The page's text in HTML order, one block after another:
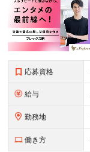
応募資格
給与
勤務地
働き方